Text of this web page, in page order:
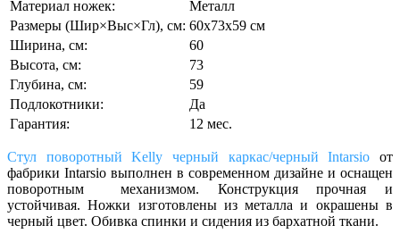
Материал ножек:
Металл
Размеры (Шир×Выс×Гл), см: 60х73х59 см
Ширина, см:
60
Высота, см:
73
Глубина, см:
59
Подлокотники:
Да
Гарантия:
12 мес.
Стул поворотный Kelly черный каркас/черный Intarsio от
фабрики Intarsio выполнен в современном дизайне и оснащен
поворотным механизмом. Конструкция прочная и
устойчивая. Ножки изготовлены из металла и окрашены в
черный цвет. Обивка спинки и сидения из бархатной ткани.